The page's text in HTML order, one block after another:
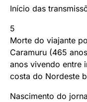
Início das
5
Morte do viajante
Caramuru (465
anos vivendo entre
costa do Nordeste
Nascimento do